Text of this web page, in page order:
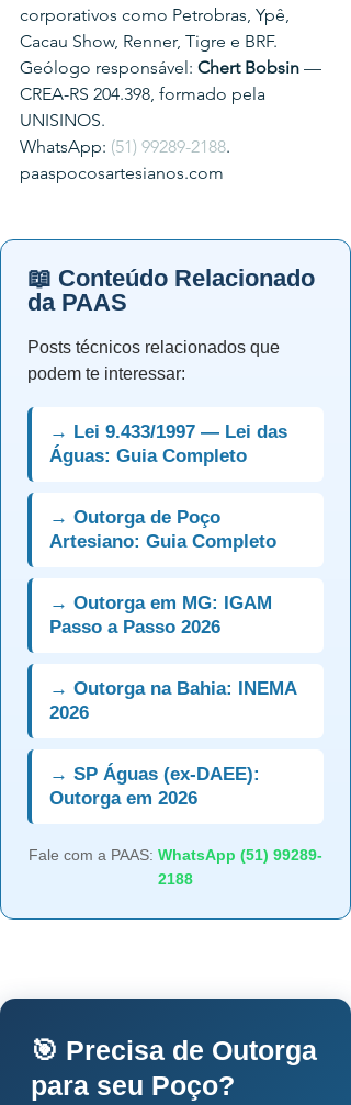
corporativos como Petrobras, Ypê,
Cacau Show, Renner, Tigre e BRF.
Geólogo responsável: Chert Bobsin —
CREA-RS 204.398, formado pela
UNISINOS.
WhatsApp: (51) 99289-2188.
paaspocosartesianos.com
📖 Conteúdo Relacionado
da PAAS
Posts técnicos relacionados que
podem te interessar:
→ Lei 9.433/1997 — Lei das
Águas: Guia Completo
→ Outorga de Poço
Artesiano: Guia Completo
→ Outorga em MG: IGAM
Passo a Passo 2026
→ Outorga na Bahia: INEMA
2026
→ SP Águas (ex-DAEE):
Outorga em 2026
Fale com a PAAS: WhatsApp (51) 99289-
2188
🎯 Precisa de Outorga
para seu Poço?